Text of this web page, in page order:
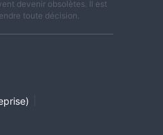
devenir obsolètes. Il est
toute décision.